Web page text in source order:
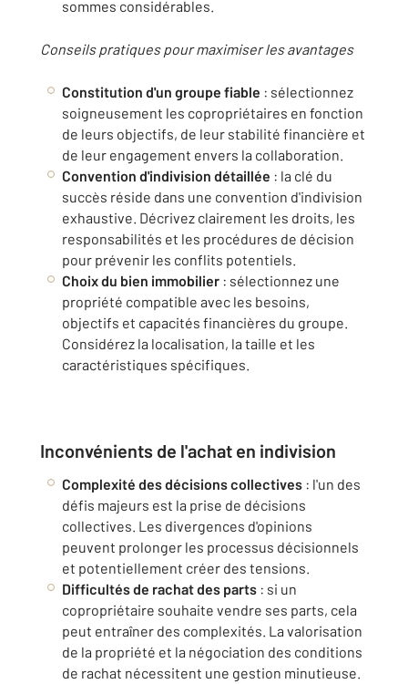
sommes considérables.
Conseils pratiques pour maximiser les avantages
Constitution d'un groupe fiable : sélectionnez
soigneusement les copropriétaires en fonction
de leurs objectifs, de leur stabilité financière et
de leur engagement envers la collaboration.
Convention d'indivision détaillée : la clé du
succès réside dans une convention d'indivision
exhaustive. Décrivez clairement les droits, les
responsabilités et les procédures de décision
pour prévenir les conflits potentiels.
Choix du bien immobilier : sélectionnez une
propriété compatible avec les besoins,
objectifs et capacités financières du groupe.
Considérez la localisation, la taille et les
caractéristiques spécifiques.
Inconvénients de l'achat en indivision
Complexité des décisions collectives : l'un des
défis majeurs est la prise de décisions
collectives. Les divergences d'opinions
peuvent prolonger les processus décisionnels
et potentiellement créer des tensions.
Difficultés de rachat des parts : si un
copropriétaire souhaite vendre ses parts, cela
peut entraîner des complexités. La valorisation
de la propriété et la négociation des conditions
de rachat nécessitent une gestion minutieuse.